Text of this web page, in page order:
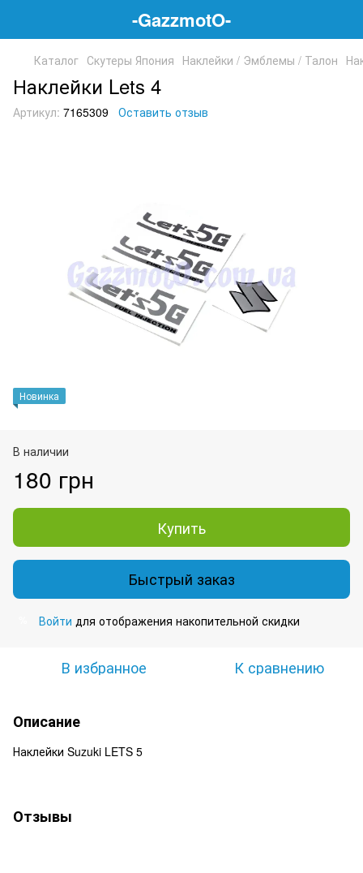
-GazzmotO-
Каталог Скутеры Япония Наклейки / Эмблемы / Талон
Наклейки Lets 4
Артикул: 7165309 Оставить отзыв
Новинка
В наличии
180 грн
Купить
Быстрый заказ
Войти для отображения накопительной скидки
В избранное К сравнению
Описание
Наклейки Suzuki LETS 5
Отзывы